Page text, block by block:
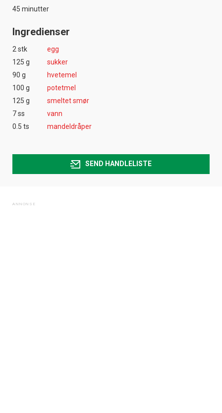
45 minutter
Ingredienser
2 stk
egg
125 g
sukker
90 g
hvetemel
100 g
potetmel
125 g
smeltet smør
7 ss
vann
0.5 ts
mandeldråper
SEND HANDLELISTE